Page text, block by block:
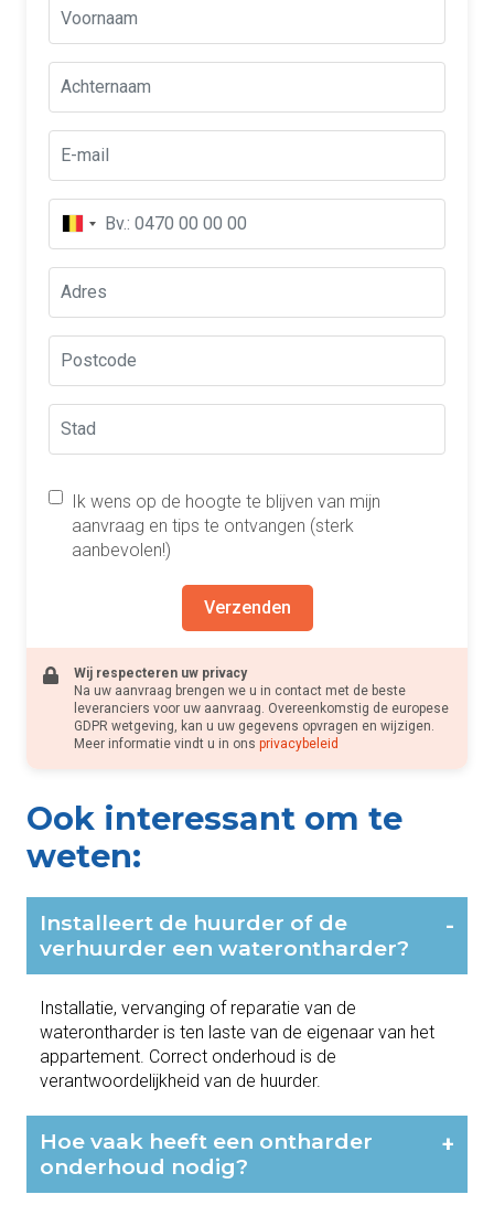
Ik wens op de hoogte te blijven van mijn
aanvraag en tips te ontvangen (sterk
aanbevolen!)
Verzenden
Wij respecteren uw privacy
Na uw aanvraag brengen we u in contact met de beste
leveranciers voor uw aanvraag. Overeenkomstig de europese
GDPR wetgeving, kan u uw gegevens opvragen en wijzigen.
Meer informatie vindt u in ons privacybeleid
Ook interessant om te
weten:
Installeert de huurder of de
verhuurder een waterontharder?
-
Installatie, vervanging of reparatie van de
waterontharder is ten laste van de eigenaar van het
appartement. Correct onderhoud is de
verantwoordelijkheid van de huurder.
Hoe vaak heeft een ontharder
onderhoud nodig?
+